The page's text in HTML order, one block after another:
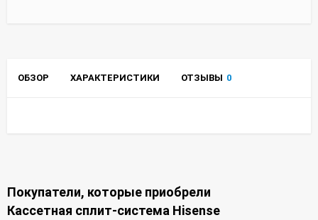
ОБЗОР ХАРАКТЕРИСТИКИ ОТЗЫВЫ 0
Покупатели, которые приобрели
Кассетная сплит-система Hisense